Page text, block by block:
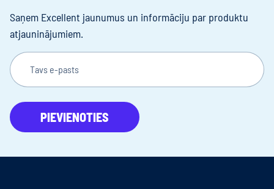
Saņem Excellent jaunumus un informāciju par produktu
atjauninājumiem.
Tavs e-pasts
PIEVIENOTIES